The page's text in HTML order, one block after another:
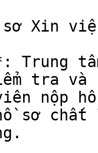
sơ Xin
Trung
tra và
nộp
sơ chất